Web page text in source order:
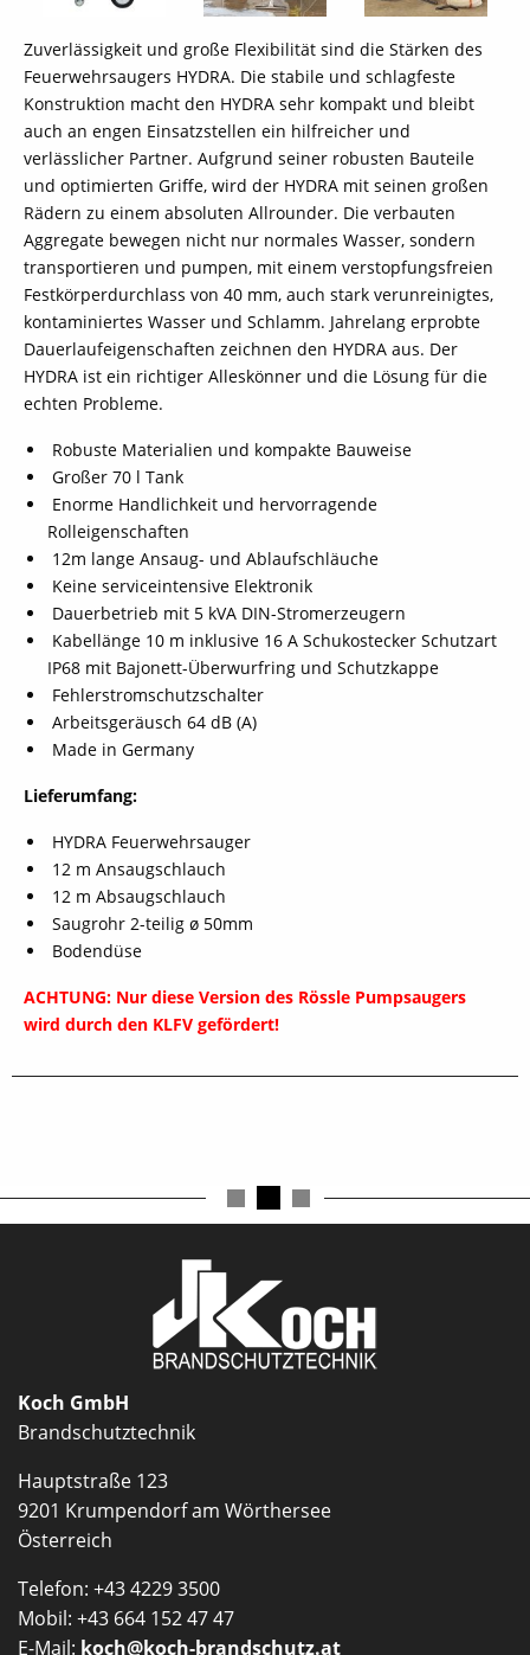
Zuverlässigkeit und große Flexibilität sind die Stärken des
Feuerwehrsaugers HYDRA. Die stabile und schlagfeste
Konstruktion macht den HYDRA sehr kompakt und bleibt
auch an engen Einsatzstellen ein hilfreicher und
verlässlicher Partner. Aufgrund seiner robusten Bauteile
und optimierten Griffe, wird der HYDRA mit seinen großen
Rädern zu einem absoluten Allrounder. Die verbauten
Aggregate bewegen nicht nur normales Wasser, sondern
transportieren und pumpen, mit einem verstopfungsfreien
Festkörperdurchlass von 40 mm, auch stark verunreinigtes,
kontaminiertes Wasser und Schlamm. Jahrelang erprobte
Dauerlaufeigenschaften zeichnen den HYDRA aus. Der
HYDRA ist ein richtiger Alleskönner und die Lösung für die
echten Probleme.
Robuste Materialien und kompakte Bauweise
Großer 70 l Tank
Enorme Handlichkeit und hervorragende
Rolleigenschaften
12m lange Ansaug- und Ablaufschläuche
Keine serviceintensive Elektronik
Dauerbetrieb mit 5 kVA DIN-Stromerzeugern
Kabellänge 10 m inklusive 16 A Schukostecker Schutzart
IP68 mit Bajonett-Überwurfring und Schutzkappe
Fehlerstromschutzschalter
Arbeitsgeräusch 64 dB (A)
Made in Germany
Lieferumfang:
HYDRA Feuerwehrsauger
12 m Ansaugschlauch
12 m Absaugschlauch
Saugrohr 2-teilig ø 50mm
Bodendüse
ACHTUNG: Nur diese Version des Rössle Pumpsaugers
wird durch den KLFV gefördert!
Koch GmbH
Brandschutztechnik
Hauptstraße 123
9201 Krumpendorf am Wörthersee
Österreich
Telefon: +43 4229 3500
Mobil: +43 664 152 47 47
E-Mail: koch@koch-brandschutz.at